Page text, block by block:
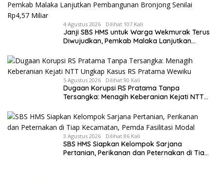
4 Agustus 2026 Dilihat 107 Kali
Janji SBS HMS untuk Warga Wekmurak Terus
Diwujudkan, Pemkab Malaka Lanjutkan
5 Agustus 2026 Dilihat 90 Kali
Dugaan Korupsi RS Pratama Tanpa
Tersangka: Menagih Keberanian Kejati NTT
3 Agustus 2026 Dilihat 86 Kali
SBS HMS Siapkan Kelompok Sarjana
Pertanian, Perikanan dan Peternakan di Tiap